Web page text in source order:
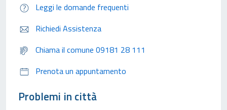
Leggi le domande frequenti
Richiedi Assistenza
Chiama il comune 09181 28 111
Prenota un appuntamento
Problemi in città